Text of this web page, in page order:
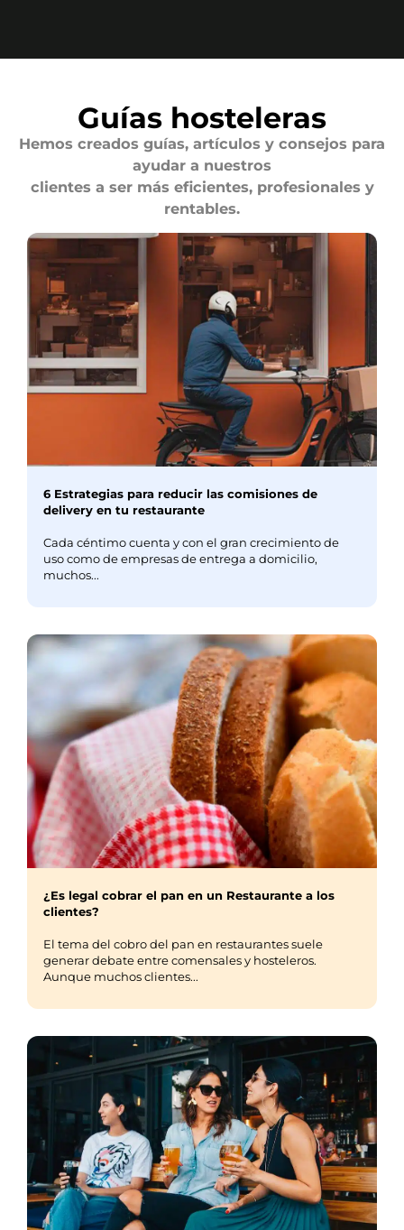
Guías hosteleras
Hemos creados guías, artículos y consejos para
ayudar a nuestros
clientes a ser más eficientes, profesionales y
rentables.
6 Estrategias para reducir las comisiones de
delivery en tu restaurante
Cada céntimo cuenta y con el gran crecimiento de
uso como de empresas de entrega a domicilio,
muchos...
¿Es legal cobrar el pan en un Restaurante a los
clientes?
El tema del cobro del pan en restaurantes suele
generar debate entre comensales y hosteleros.
Aunque muchos clientes...